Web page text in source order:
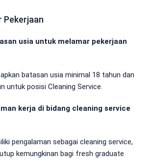
Pekerjaan
usia untuk melamar pekerjaan
batasan usia minimal 18 tahun dan
untuk posisi Cleaning Service.
kerja di bidang cleaning service
pengalaman sebagai cleaning service,
kemungkinan bagi fresh graduate